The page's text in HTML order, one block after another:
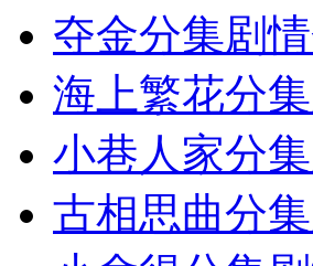
夺金分集剧
海上繁花分
小巷人家分
古相思曲分